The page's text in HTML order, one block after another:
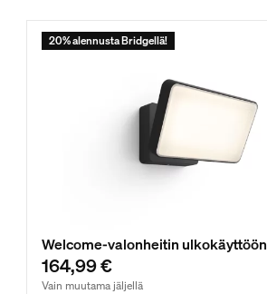
20% alennusta Bridgellä!
Welcome-valonheitin ulkokäyttöön
164,99 €
Vain muutama jäljellä